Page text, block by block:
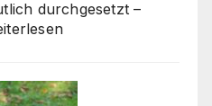
durchgesetzt –